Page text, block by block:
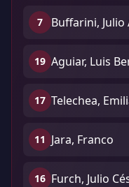
7 Buffarini,
19 Aguiar, Luis
17 Telechea,
11 Jara, Franco
16 Furch, Julio